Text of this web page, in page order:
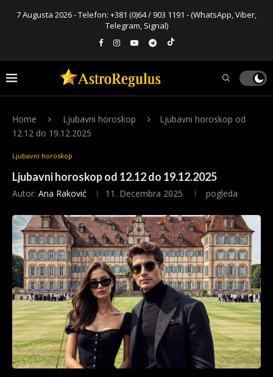
7 Augusta 2026 - Telefon: +381 (0)64 / 903 1191 - (WhatsApp, Viber,
Telegram, Signal)
Home Ljubavni horoskop
Ljubavni horoskop od
12.12 do 19.12.2025
Ljubavni horoskop
Ljubavni horoskop od 12.12 do 19.12.2025
Autor: Ana Raković 11. Decembra 2025. pogleda